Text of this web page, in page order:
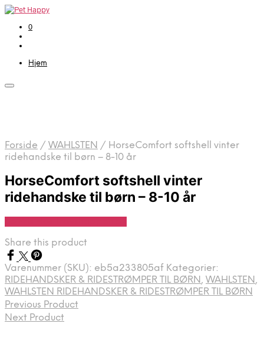
0
Hjem
Forside / WAHLSTEN / HorseComfort softshell vinter
ridehandske til børn – 8-10 år
HorseComfort softshell vinter
ridehandske til børn – 8-10 år
Share this product
Varenummer (SKU): eb5a233805af Kategorier:
RIDEHANDSKER & RIDESTRØMPER TIL BØRN, WAHLSTEN,
WAHLSTEN RIDEHANDSKER & RIDESTRØMPER TIL BØRN
Previous Product
Next Product